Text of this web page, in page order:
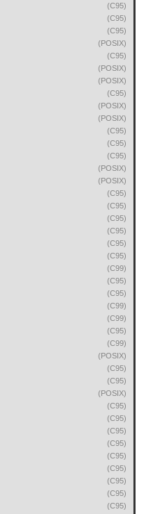
(C95)
(C95)
(C95)
(POSIX)
(C95)
(POSIX)
(POSIX)
(C95)
(POSIX)
(POSIX)
(C95)
(C95)
(C95)
(POSIX)
(POSIX)
(C95)
(C95)
(C95)
(C95)
(C95)
(C95)
(C99)
(C95)
(C95)
(C99)
(C99)
(C95)
(C99)
(POSIX)
(C95)
(C95)
(POSIX)
(C95)
(C95)
(C95)
(C95)
(C95)
(C95)
(C95)
(C95)
(C95)